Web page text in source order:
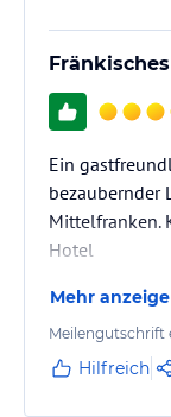
Ein
bezaubernder
Mittelfranken.
Hotel
Mehr
Meilengutschrift
Hilfreich